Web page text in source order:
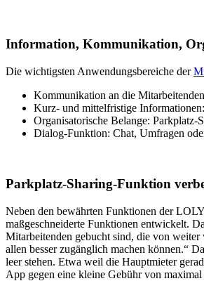
Information, Kommunikation,
Die wichtigsten Anwendungsbereiche der
Kommunikation an die
Kurz- und mittelfristige
Organisatorische Belange:
Dialog-Funktion: Chat, Umfragen
Parkplatz-Sharing-Funktion
Neben den bewährten Funktionen der
maßgeschneiderte Funktionen entwickelt.
Mitarbeitenden gebucht sind, die von
allen besser zugänglich machen können.“
leer stehen. Etwa weil die Hauptmieter
App gegen eine kleine Gebühr von